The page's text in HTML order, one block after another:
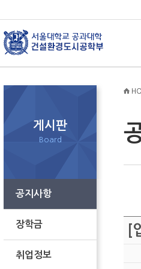
게시판
Board
공지사항
장학금
취업정보
[